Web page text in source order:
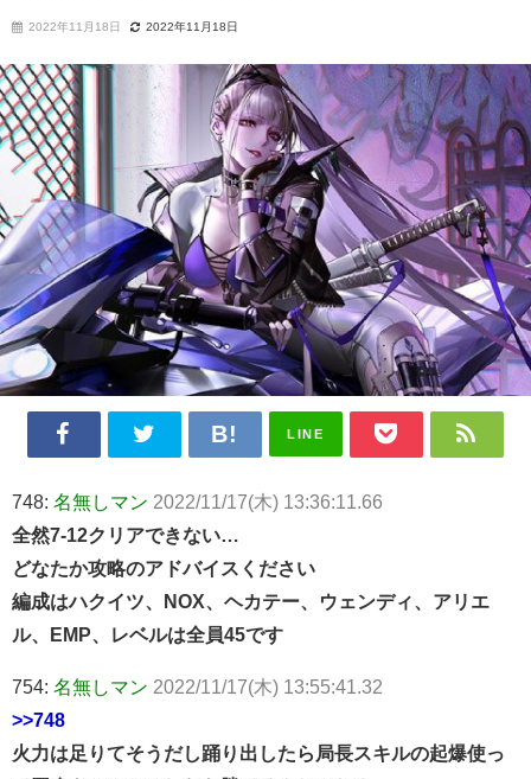
2022年11月18日 2022年11月18日
LINE
748: 名無しマン 2022/11/17(木) 13:36:11.66
全然7-12クリアできない…
どなたか攻略のアドバイスください
編成はハクイツ、NOX、ヘカテー、ウェンディ、アリエ
ル、EMP、レベルは全員45です
754: 名無しマン 2022/11/17(木) 13:55:41.32
>>748
火力は足りてそうだし踊り出したら局長スキルの起爆使っ